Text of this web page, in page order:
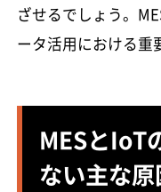
ざせるでしょう。
ータ活用における重
MESとIoT
ない主な原